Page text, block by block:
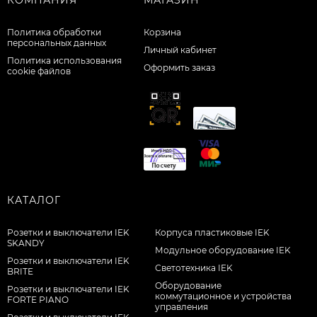
Политика обработки
персональных данных
Политика использования
cookie файлов
Корзина
Личный кабинет
Оформить заказ
КАТАЛОГ
Розетки и выключатели IEK
SKANDY
Розетки и выключатели IEK
BRITE
Розетки и выключатели IEK
FORTE PIANO
Корпуса пластиковые IEK
Модульное оборудование IEK
Светотехника IEK
Оборудование
коммутационное и устройства
управления